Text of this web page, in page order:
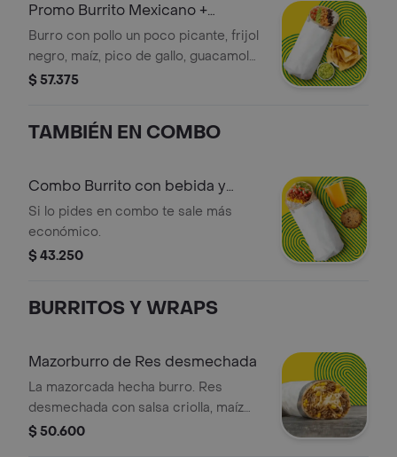
Promo Burrito Mexicano +
acompañamiento
Burro con pollo un poco picante, frijol
negro, maíz, pico de gallo, guacamole
y arroz blanco en tortilla de harina de
nachos y guacamole.
$ 57.375
TAMBIÉN EN COMBO
Combo Burrito con bebida y
postre
Si lo pides en combo te sale más
económico.
$ 43.250
BURRITOS Y WRAPS
Mazorburro de Res desmechada
La mazorcada hecha burro. Res
desmechada con salsa criolla, maíz
horneado, papa fosforito, queso
$ 50.600